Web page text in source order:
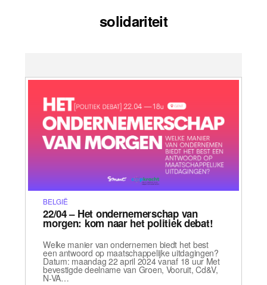
solidariteit
BELGIË
22/04 – Het ondernemerschap van
morgen: kom naar het politiek debat!
Welke manier van ondernemen biedt het best
een antwoord op maatschappelijke uitdagingen?
Datum: maandag 22 april 2024 vanaf 18 uur Met
bevestigde deelname van Groen, Vooruit, Cd&V,
N-VA…